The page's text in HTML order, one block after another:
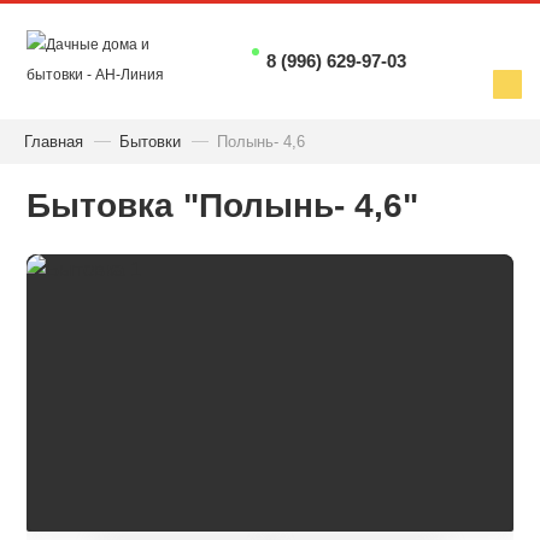
8 (996) 629-97-03
Главная Бытовки Полынь- 4,6
Бытовка "Полынь- 4,6"